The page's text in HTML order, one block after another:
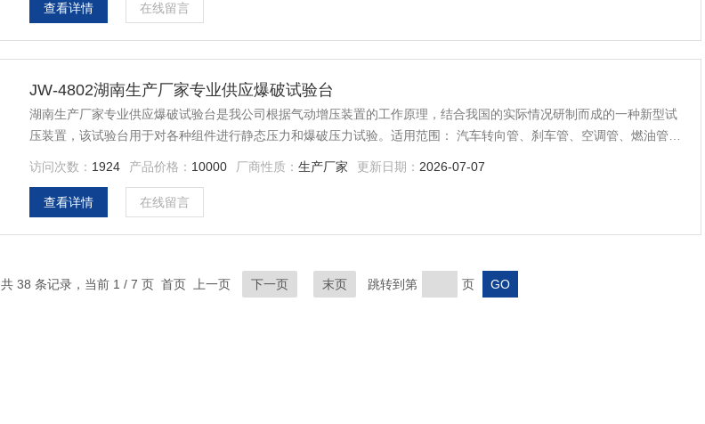
查看详情 在线留言
JW-4802湖南生产厂家专业供应爆破试验台
湖南生产厂家专业供应爆破试验台是我公司根据气动增压装置的工作原理，结合我国的实际情况研制而成的一种新型试
压装置，该试验台用于对各种组件进行静态压力和爆破压力试验。适用范围： 汽车转向管、刹车管、空调管、燃油管、
访问次数： 1924 产品价格： 10000 厂商性质： 生产厂家 更新日期： 2026-07-07
查看详情 在线留言
共 38 条记录，当前 1 / 7 页 首页 上一页 下一页 末页 跳转到第 页